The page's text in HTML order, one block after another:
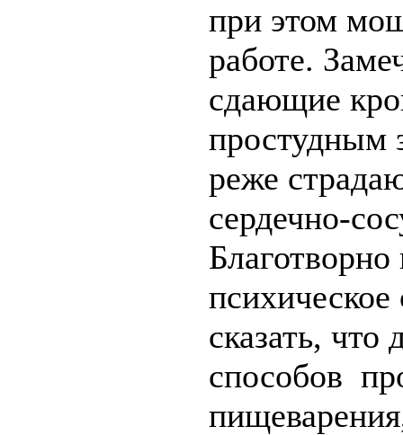
при этом
работе.
сдающие
простудным
реже
сердечно-
сказать, что
способов